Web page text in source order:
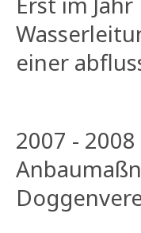
einer
2007 -